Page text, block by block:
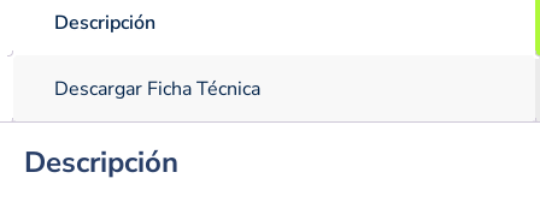
Descripción
Descargar Ficha Técnica
Descripción